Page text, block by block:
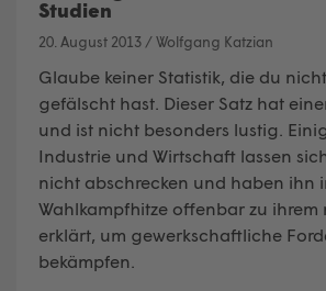
Studien
20. August 2013 /Wolfgang Katzian
Glaube keiner Statistik, die du
gefälscht hast. Dieser Satz hat
und ist nicht besonders lustig.
Industrie und Wirtschaft lassen
nicht abschrecken und haben ihn
Wahlkampfhitze offenbar zu ihrem
erklärt, um gewerkschaftliche
bekämpfen.